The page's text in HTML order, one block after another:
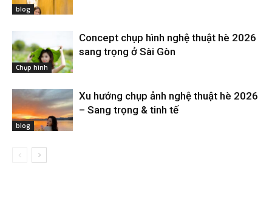
blog
Chụp hình
Concept chụp hình nghệ thuật hè 2026
sang trọng ở Sài Gòn
blog
Xu hướng chụp ảnh nghệ thuật hè 2026
– Sang trọng & tinh tế